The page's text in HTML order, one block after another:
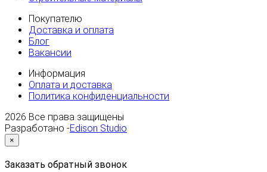
Покупателю
Доставка и оплата
Блог
Вакансии
Информация
Оплата и доставка
Политика конфиденциальности
2026 Все права защищены
Разработано -Edison Studio
×
Заказать обратный звонок